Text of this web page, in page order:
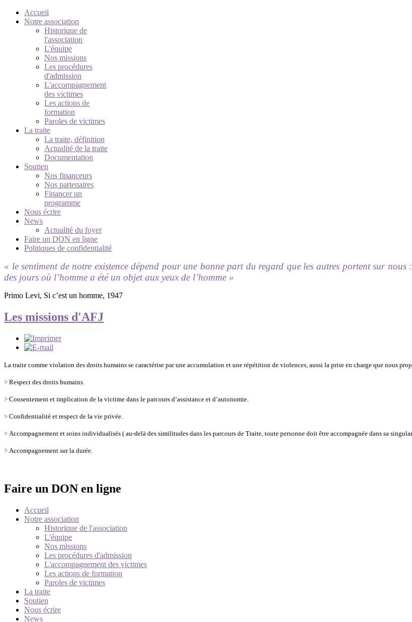
Accueil
Notre association
Historique de
l'association
L'équipe
Nos missions
Les procédures
d'admission
L'accompagnement
des victimes
Les actions de
formation
Paroles de victimes
La traite
La traite, définition
Actualité de la traite
Documentation
Soutien
Nos financeurs
Nos partenaires
Financer un
programme
Nous écrire
News
Actualité du foyer
Faire un DON en ligne
Politiques de confidentialité
« le sentiment de notre existence dépend pour une bonne part du regard que les autres portent sur
des jours où l’homme a été un objet aux yeux de l’homme »
Primo Levi, Si c’est un homme, 1947
Les missions d'AFJ
La traite comme violation des droits humains se caractérise par une accumulation et une répétition de violences, aussi la prise en charge que nous
> Respect des droits humains.
> Consentement et implication de la victime dans le parcours d’assistance et d’autonomie.
> Confidentialité et respect de la vie privée.
> Accompagnement et soins individualisés ( au-delà des similitudes dans les parcours de Traite, toute personne doit être accompagnée dans sa
> Accompagnement sur la durée.
Faire un DON en ligne
Accueil
Notre association
Historique de l'association
L'équipe
Nos missions
Les procédures d'admission
L'accompagnement des victimes
Les actions de formation
Paroles de victimes
La traite
Soutien
Nous écrire
News